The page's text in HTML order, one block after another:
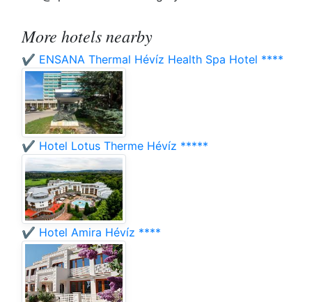
More hotels nearby
✔️ ENSANA Thermal Hévíz Health Spa Hotel ****
✔️ Hotel Lotus Therme Hévíz *****
✔️ Hotel Amira Hévíz ****